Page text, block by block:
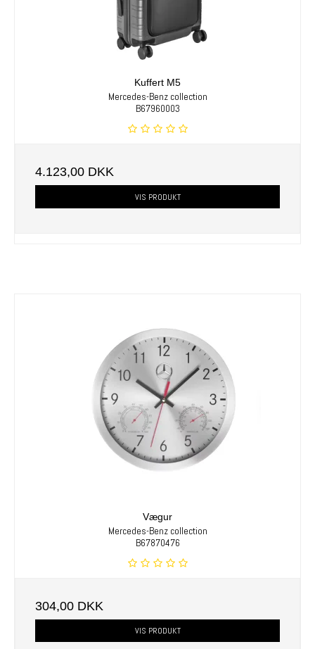
Kuffert M5
Mercedes-Benz collection
B67960003
4.123,00 DKK
VIS PRODUKT
Vægur
Mercedes-Benz collection
B67870476
304,00 DKK
VIS PRODUKT